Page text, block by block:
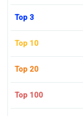
Top 3
Top 10
Top 20
Top 100